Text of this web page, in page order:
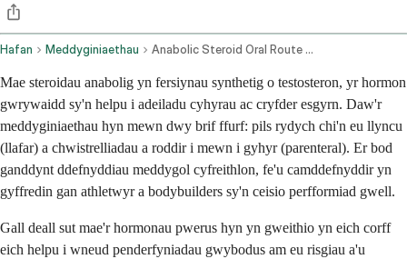
Hafan Meddyginiaethau Anabolic Steroid Oral Route Parenteral Route
Mae steroidau anabolig yn fersiynau synthetig o testosteron, yr hormon
gwrywaidd sy'n helpu i adeiladu cyhyrau ac cryfder esgyrn. Daw'r
meddyginiaethau hyn mewn dwy brif ffurf: pils rydych chi'n eu llyncu
(llafar) a chwistrelliadau a roddir i mewn i gyhyr (parenteral). Er bod
ganddynt ddefnyddiau meddygol cyfreithlon, fe'u camddefnyddir yn
gyffredin gan athletwyr a bodybuilders sy'n ceisio perfformiad gwell.
Gall deall sut mae'r hormonau pwerus hyn yn gweithio yn eich corff
eich helpu i wneud penderfyniadau gwybodus am eu risgiau a'u